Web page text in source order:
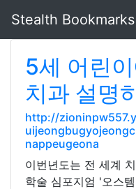
Stealth Bookmarks
5세 어린
치과 설명
http://
nappeugeona
이번년도는 전 세계
학술 심포지엄 '오스